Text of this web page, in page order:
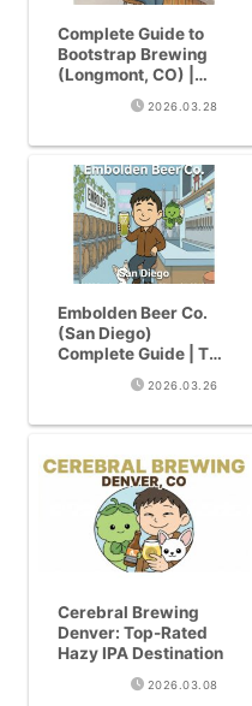
Complete Guide to
Bootstrap Brewing
(Longmont, CO) |
Powerhouse with 5
2026.03.28
Embolden Beer Co.
(San Diego)
Complete Guide | The
World’s First Matcha
Hazy IPA “Shogun”
2026.03.26
Cerebral Brewing
Denver: Top-Rated
Hazy IPA Destination
2026.03.08